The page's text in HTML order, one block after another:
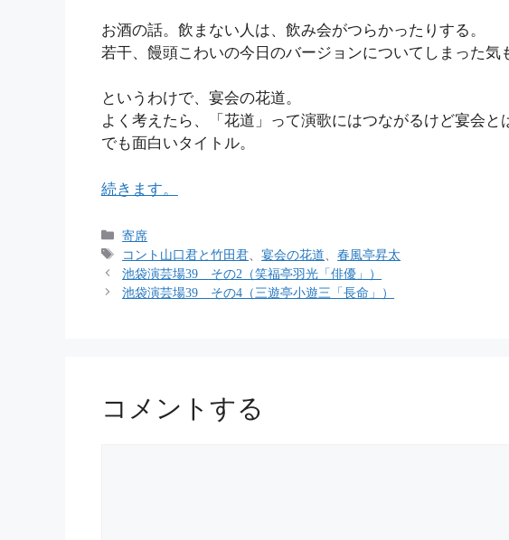
お酒の話。飲まない人は、飲み会がつらかったりする。
若干、饅頭こわいの今日のバージョンについてしまった気
というわけで、宴会の花道。
よく考えたら、「花道」って演歌にはつながるけど宴会と
でも面白いタイトル。
続きます。
カ
テ
ゴ
リ
寄席
タ
グ
コント山口君と竹田君 、宴会の花道 、春風亭昇太
池袋演芸場39 その2（笑福亭羽光「俳優」）
池袋演芸場39 その4（三遊亭小遊三「長命」）
コメントする